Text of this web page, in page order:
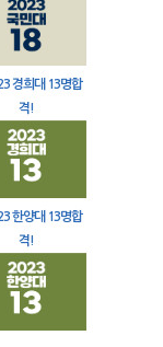
경희대 13명합
격!
한양대 13명합
격!